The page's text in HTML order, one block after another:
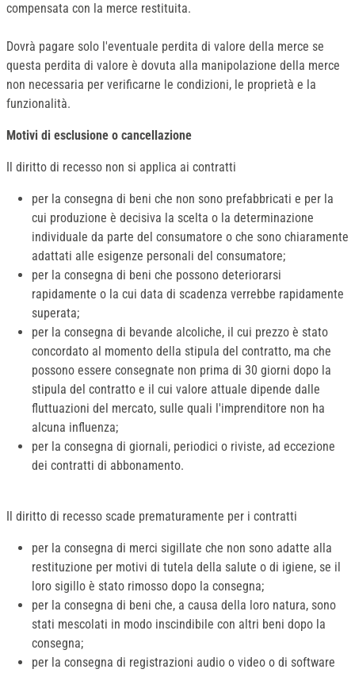
compensata con la merce restituita.
Dovrà pagare solo l'eventuale perdita di valore della merce se
questa perdita di valore è dovuta alla manipolazione della merce
non necessaria per verificarne le condizioni, le proprietà e la
funzionalità.
Motivi di esclusione o cancellazione
Il diritto di recesso non si applica ai contratti
per la consegna di beni che non sono prefabbricati e per la
cui produzione è decisiva la scelta o la determinazione
individuale da parte del consumatore o che sono chiaramente
adattati alle esigenze personali del consumatore;
per la consegna di beni che possono deteriorarsi
rapidamente o la cui data di scadenza verrebbe rapidamente
superata;
per la consegna di bevande alcoliche, il cui prezzo è stato
concordato al momento della stipula del contratto, ma che
possono essere consegnate non prima di 30 giorni dopo la
stipula del contratto e il cui valore attuale dipende dalle
fluttuazioni del mercato, sulle quali l'imprenditore non ha
alcuna influenza;
per la consegna di giornali, periodici o riviste, ad eccezione
dei contratti di abbonamento.
Il diritto di recesso scade prematuramente per i contratti
per la consegna di merci sigillate che non sono adatte alla
restituzione per motivi di tutela della salute o di igiene, se il
loro sigillo è stato rimosso dopo la consegna;
per la consegna di beni che, a causa della loro natura, sono
stati mescolati in modo inscindibile con altri beni dopo la
consegna;
per la consegna di registrazioni audio o video o di software